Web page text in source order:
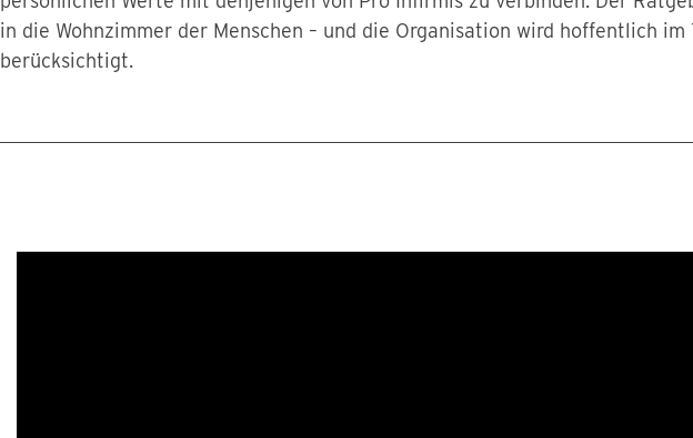
in die Wohnzimmer der Menschen – und die Organisation wird hoffentlich im
berücksichtigt.